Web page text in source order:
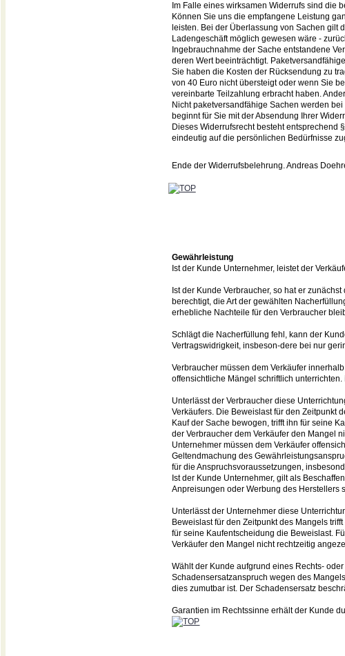
Im Falle eines wirksamen Widerrufs sind die
Können Sie uns die empfangene Leistung
leisten. Bei der Überlassung von Sachen gilt
Ladengeschäft möglich gewesen wäre -
Ingebrauchnahme der Sache entstandene
deren Wert beeinträchtigt.
Sie haben die Kosten der Rücksendung zu
von 40 Euro nicht übersteigt oder wenn Sie
vereinbarte Teilzahlung erbracht haben.
Nicht paketversandfähige Sachen werden
beginnt für Sie mit der Absendung Ihrer
Dieses Widerrufsrecht besteht entsprechend
eindeutig auf die persönlichen Bedürfnisse
Ende der Widerrufsbelehrung. Andreas
Gewährleistung
Ist der Kunde Unternehmer, leistet der
Ist der Kunde Verbraucher, so hat er
berechtigt, die Art der gewählten
erhebliche Nachteile für den Verbraucher
Schlägt die Nacherfüllung fehl, kann der
Vertragswidrigkeit, insbeson-dere bei nur
Verbraucher müssen dem Verkäufer
offensichtliche Mängel schriftlich
Unterlässt der Verbraucher diese
Verkäufers. Die Beweislast für den Zeitpunkt
Kauf der Sache bewogen, trifft ihn für seine
der Verbraucher dem Verkäufer den Mangel
Unternehmer müssen dem Verkäufer
Geltendmachung des
für die Anspruchsvoraussetzungen,
Ist der Kunde Unternehmer, gilt als
Anpreisungen oder Werbung des Herstellers
Unterlässt der Unternehmer diese
Beweislast für den Zeitpunkt des Mangels
für seine Kaufentscheidung die Beweislast.
Verkäufer den Mangel nicht rechtzeitig
Wählt der Kunde aufgrund eines Rechts-
Schadensersatzanspruch wegen des
dies zumutbar ist. Der Schadensersatz
Garantien im Rechtssinne erhält der Kunde